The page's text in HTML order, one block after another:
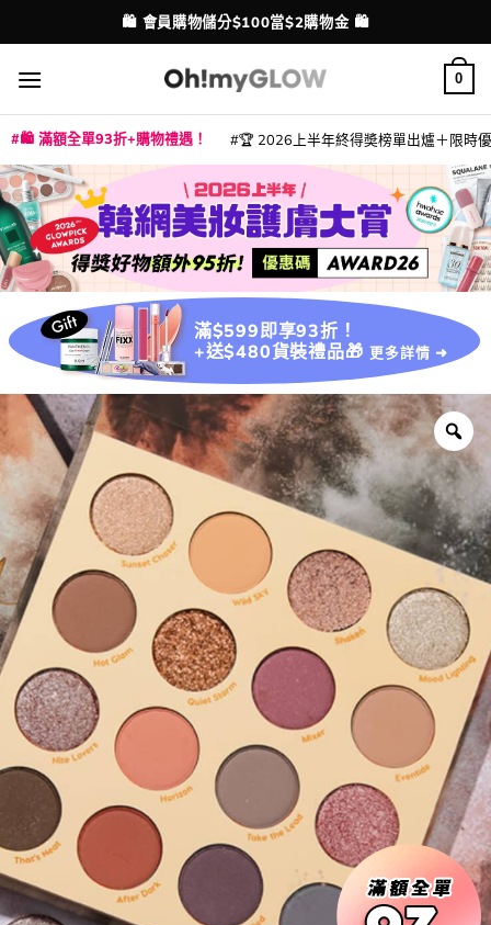
to
content
配送港澳
🛍️ 會員購物儲分$100當$2購物金 🛍️
0
🛍️ 滿額全單93折+購物禮遇！ 🏆 2026上半年終得奬榜單出爐＋限時
滿$599即享93折！
+送$480貨裝禮品🎁 更多詳情 ➜